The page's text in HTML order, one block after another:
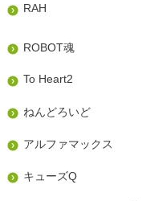
RAH
ROBOT魂
To Heart2
ねんどろいど
アルファマックス
キューズQ